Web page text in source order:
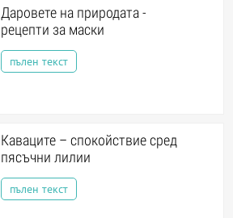
Даровете на природата -
рецепти за маски
пълен текст
Каваците – спокойствие сред
пясъчни лилии
пълен текст